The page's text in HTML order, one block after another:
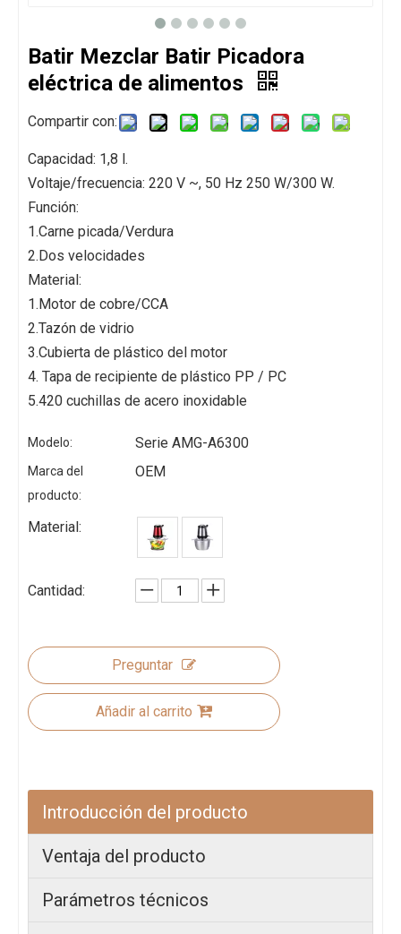
Batir Mezclar Batir Picadora
eléctrica de alimentos
Compartir con:
Capacidad: 1,8 l.
Voltaje/frecuencia: 220 V ~, 50 Hz 250 W/300 W.
Función:
1.Carne picada/Verdura
2.Dos velocidades
Material:
1.Motor de cobre/CCA
2.Tazón de vidrio
3.Cubierta de plástico del motor
4. Tapa de recipiente de plástico PP / PC
5.420 cuchillas de acero inoxidable
Modelo: Serie AMG-A6300
Marca del
producto:
OEM
Material:
Cantidad:
Preguntar
Añadir al carrito
Introducción del producto
Ventaja del producto
Parámetros técnicos